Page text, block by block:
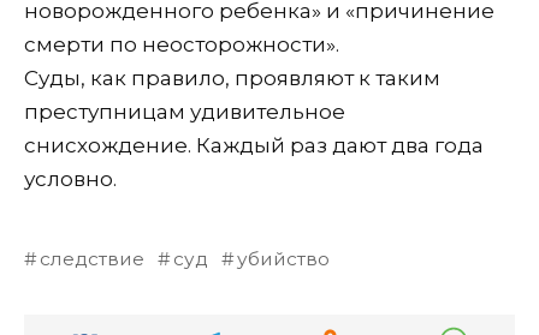
новорожденного ребенка» и «причинение
смерти по неосторожности».
Суды, как правило, проявляют к таким
преступницам удивительное
снисхождение. Каждый раз дают два года
условно.
следствие суд убийство